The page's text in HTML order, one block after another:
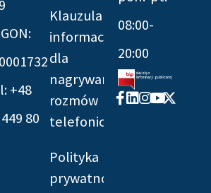
+48
80
Klauzula
informacyjna
dla
nagrywania
rozmów
telefonicznych
Polityka
prywatności
08:00-
20:00
Facebook-
f
Linkedin
Instagram
Youtube
X-
twitter